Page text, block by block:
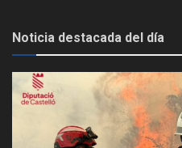
Noticia destacada del día